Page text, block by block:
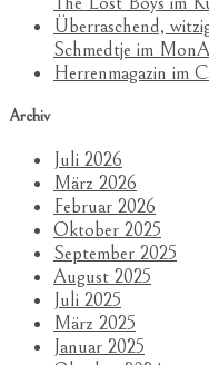
Überraschend,
Schmedtje im
Herrenmagazin im
Archiv
Juli 2026
März 2026
Februar 2026
Oktober 2025
September 2025
August 2025
Juli 2025
März 2025
Januar 2025